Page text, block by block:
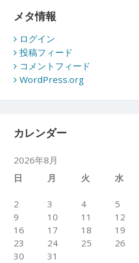
メタ情報
ログイン
投稿フィード
コメントフィード
WordPress.org
カレンダー
2026年8月
日
月 火 水
2
3 4 5
9
10 11 12
16
17 18 19
23
24 25 26
30
31